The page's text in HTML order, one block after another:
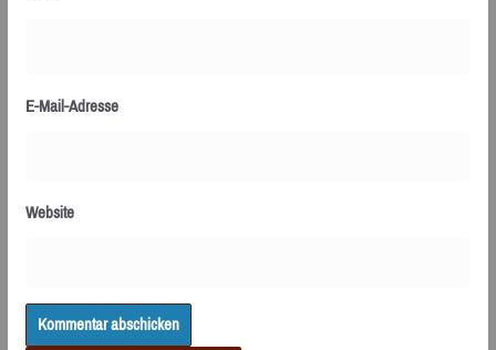
E-Mail-Adresse
Website